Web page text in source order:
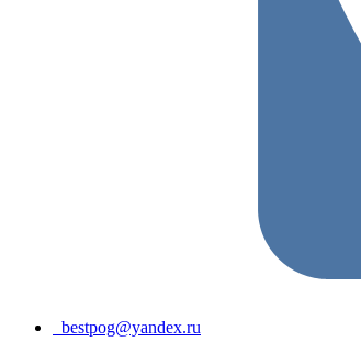
bestpog@yandex.ru